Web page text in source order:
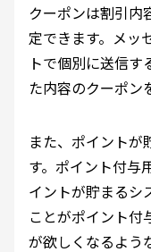
クーポンは割引内
定できます。メッ
トで個別に送信
た内容のクーポン
また、ポイントが
す。ポイント付与
イントが貯まるシ
ことがポイント付
が欲しくなるよう